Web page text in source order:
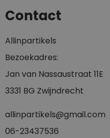
Contact
Allinpartikels
Bezoekadres:
Jan van Nassaustraat 11E
3331 BG Zwijndrecht
allinpartikels@gmail.com
06-23437536